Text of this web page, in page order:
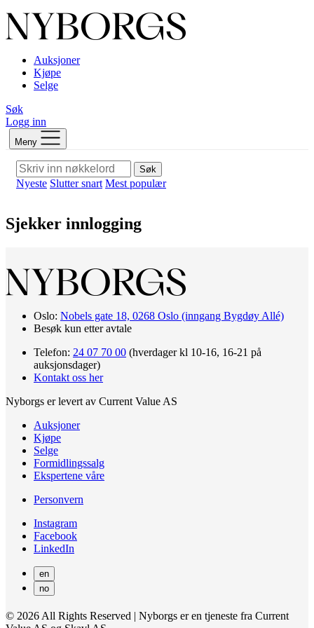
Auksjoner
Kjøpe
Selge
Søk
Logg inn
Meny
Søk
Nyeste Slutter snart Mest populær
Sjekker innlogging
Oslo: Nobels gate 18, 0268 Oslo (inngang Bygdøy Allé)
Besøk kun etter avtale
Telefon: 24 07 70 00 (hverdager kl 10-16, 16-21 på
auksjonsdager)
Kontakt oss her
Nyborgs er levert av Current Value AS
Auksjoner
Kjøpe
Selge
Formidlingssalg
Ekspertene våre
Personvern
Instagram
Facebook
LinkedIn
en
no
© 2026 All Rights Reserved | Nyborgs er en tjeneste fra Current